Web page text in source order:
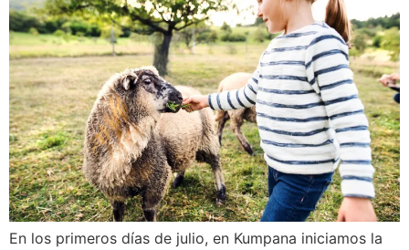
En los primeros días de julio, en Kumpana iniciamos la